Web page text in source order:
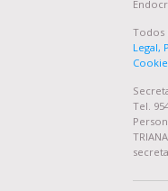
Todos
Legal,
Tel.